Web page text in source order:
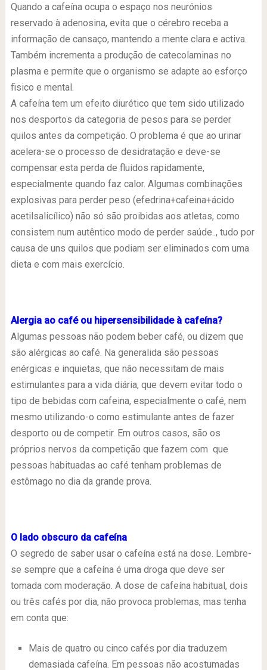
Quando a cafeína ocupa o espaço nos neurónios
reservado à adenosina, evita que o cérebro receba a
informação de cansaço, mantendo a mente clara e activa.
Também incrementa a produção de catecolaminas no
plasma e permite que o organismo se adapte ao esforço
fisico e mental.
A cafeína tem um efeito diurético que tem sido utilizado
nos desportos da categoria de pesos para se perder
quilos antes da competição. O problema é que ao urinar
acelera-se o processo de desidratação e deve-se
compensar esta perda de fluidos rapidamente,
especialmente quando faz calor. Algumas combinações
explosivas para perder peso (efedrina+cafeina+ácido
acetilsalicílico) não só são proibidas aos atletas, como
consistem num autêntico modo de perder saúde.., tudo por
causa de uns quilos que podiam ser eliminados com uma
dieta e com mais exercício.
Alergia ao café ou hipersensibilidade à cafeína?
Algumas pessoas não podem beber café, ou dizem que
são alérgicas ao café. Na generalida são pessoas
enérgicas e inquietas, que não necessitam de mais
estimulantes para a vida diária, que devem evitar todo o
tipo de bebidas com cafeina, especialmente o café, nem
mesmo utilizando-o como estimulante antes de fazer
desporto ou de competir. Em outros casos, são os
próprios nervos da competição que fazem com que
pessoas habituadas ao café tenham problemas de
estômago no dia da grande prova.
O lado obscuro da cafeína
O segredo de saber usar o cafeína está na dose. Lembre-
se sempre que a cafeína é uma droga que deve ser
tomada com moderação. A dose de cafeína habitual, dois
ou três cafés por dia, não provoca problemas, mas tenha
em conta que:
Mais de quatro ou cinco cafés por dia traduzem
demasiada cafeína. Em pessoas não acostumadas